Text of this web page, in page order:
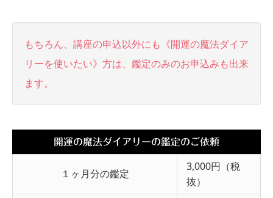
もちろん、講座の申込以外にも《開運の魔法ダイア
リーを使いたい》方は、鑑定のみのお申込みも出来
ます。
開運の魔法ダイアリーの鑑定のご依頼
１ヶ月分の鑑定
3,000円（税
抜）